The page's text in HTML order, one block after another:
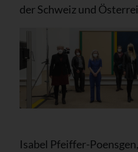
der Schweiz und
Isabel Pfeiffer-